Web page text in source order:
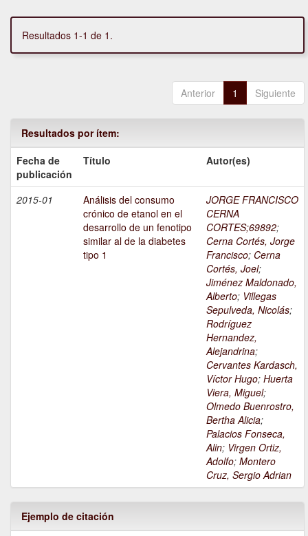
Resultados 1-1 de 1.
Anterior 1 Siguiente
Resultados por ítem:
Fecha de
publicación
Título Autor(es)
2015-01
Análisis del consumo
crónico de etanol en el
desarrollo de un fenotipo
similar al de la diabetes
tipo 1
JORGE FRANCISCO
CERNA
CORTES;69892;
Cerna Cortés, Jorge
Francisco; Cerna
Cortés, Joel;
Jiménez Maldonado,
Alberto; Villegas
Sepulveda, Nicolás;
Rodríguez
Hernandez,
Alejandrina;
Cervantes Kardasch,
Víctor Hugo; Huerta
Viera, Miguel;
Olmedo Buenrostro,
Bertha Alicia;
Palacios Fonseca,
Alin; Virgen Ortiz,
Adolfo; Montero
Cruz, Sergio Adrian
Ejemplo de citación